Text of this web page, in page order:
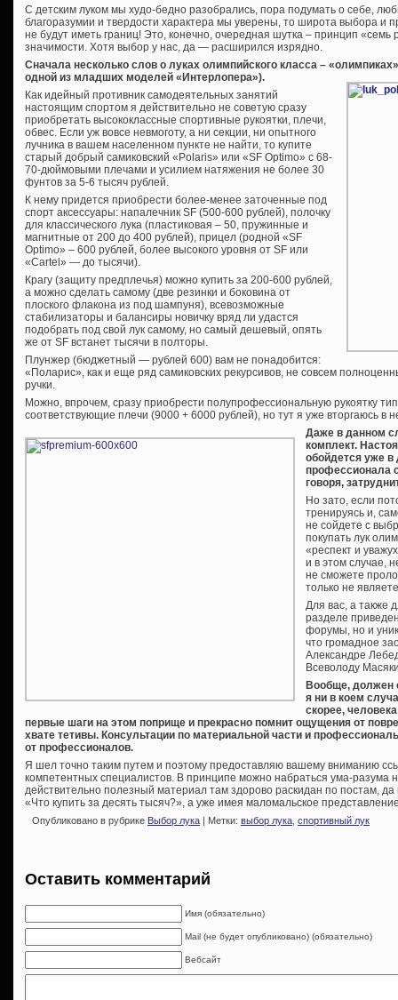
С детским луком мы худо-бедно разобрались, пора подумать о себе,
благоразумии и твердости характера мы уверены, то широта выбора и
не будут иметь границ! Это, конечно, очередная шутка – принцип «семь
значимости. Хотя выбор у нас, да — расширился изрядно.
Сначала несколько слов о луках олимпийского класса –
одной из младших моделей «Интерлопера»).
Как идейный противник самодеятельных занятий
настоящим спортом я действительно не советую сразу
приобретать высококлассные спортивные рукоятки, плечи,
обвес. Если уж вовсе невмоготу, а ни секции, ни опытного
лучника в вашем населенном пункте не найти, то купите
старый добрый самиковский «Polaris» или «SF Optimo» с 68-
70-дюймовыми плечами и усилием натяжения не более 30
фунтов за 5-6 тысяч рублей.
К нему придется приобрести более-менее заточенные под
спорт аксессуары: напалечник SF (500-600 рублей), полочку
для классического лука (пластиковая – 50, пружинные и
магнитные от 200 до 400 рублей), прицел (родной «SF
Optimo» – 600 рублей, более высокого уровня от SF или
«Cartel» — до тысячи).
Крагу (защиту предплечья) можно купить за 200-600 рублей,
а можно сделать самому (две резинки и боковина от
плоского флакона из под шампуня), всевозможные
стабилизаторы и балансиры новичку вряд ли удастся
подобрать под свой лук самому, но самый дешевый, опять
же от SF встанет тысячи в полторы.
Плунжер (бюджетный — рублей 600) вам не понадобится:
«Поларис», как и еще ряд самиковских рекурсивов, не совсем
ручки.
Можно, впрочем, сразу приобрести полупрофессиональную рукоятку
соответствующие плечи (9000 + 6000 рублей), но тут я уже вторгаюсь в
Даже в данном
комплект.
обойдется уже в
профессионала
говоря,
Но зато, если
тренируясь и,
не сойдете с
покупать лук
«респект и
и в этом случае,
не сможете
только не
Для вас, а также
разделе
форумы, но и
что громадное
Александре
Всеволоду
Вообще, должен
я ни в коем
скорее,
первые шаги на этом поприще и прекрасно помнит ощущения от
хвате тетивы. Консультации по материальной части и
от профессионалов.
Я шел точно таким путем и поэтому предоставляю вашему вниманию
компетентных специалистов. В принципе можно набраться ума-разума
действительно полезный материал там здорово раскидан по постам,
«Что купить за десять тысяч?», а уже имея маломальское
Опубликовано в рубрике Выбор лука | Метки: выбор лука спортивный лук
Оставить комментарий
Имя (обязательно)
Mail (не будет опубликовано) (обязательно)
Вебсайт